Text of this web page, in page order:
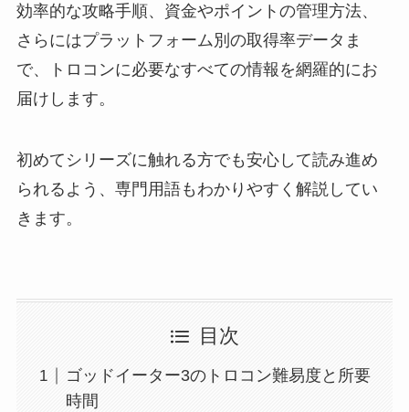
効率的な攻略手順、資金やポイントの管理方法、
さらにはプラットフォーム別の取得率データま
で、トロコンに必要なすべての情報を網羅的にお
届けします。
初めてシリーズに触れる方でも安心して読み進め
られるよう、専門用語もわかりやすく解説してい
きます。
目次
ゴッドイーター3のトロコン難易度と所要
時間